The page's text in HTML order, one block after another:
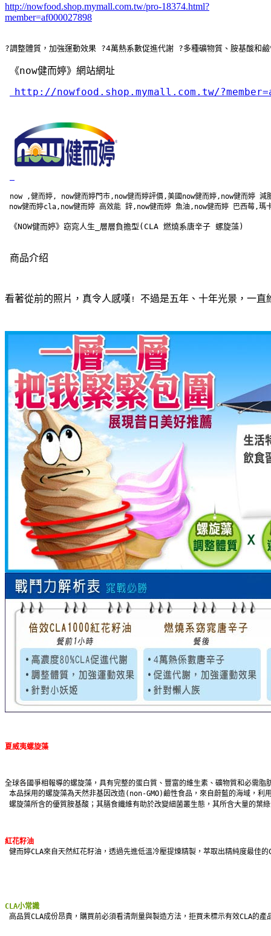
http://nowfood.shop.mymall.com.tw/pro-18374.html?
member=af000027898
?調整體質，加強運動效果 ?4萬熱系數促進代謝 ?多種礦物質、胺基酸和
《now健而婷》網站網址
http://nowfood.shop.mymall.com.tw/
now ,健而婷, now健而婷門市,now健而婷評價,美國now健而婷,now健而婷
now健而婷cla,now健而婷 高效能 鋅,now健而婷 魚油,now健而婷 巴西莓,瑪
《NOW健而婷》窈窕人生_層層負擔型(CLA 燃燒系唐辛子 螺旋藻)
商品介绍
看著從前的照片，真令人感嘆 ! 不過是五年、十年光景，一
夏威夷螺旋藻
全球各國爭相報導的螺旋藻，具有完整的蛋白質、豐富的維生素、礦物質和必需
本品採用的螺旋藻為天然非基因改造(non-GMO)鹼性食品，來自蔚藍的海域，
螺旋藻所含的優質胺基酸；其膳食纖維有助於改變細菌叢生態，其所含大量的葉
紅花籽油
健而婷CLA來自天然紅花籽油，透過先進低溫冷壓提煉精製，萃取出精純度最
CLA小常識
高品質CLA成份昂貴，購買前必須看清劑量與製造方法，拒買未標示有效CLA的